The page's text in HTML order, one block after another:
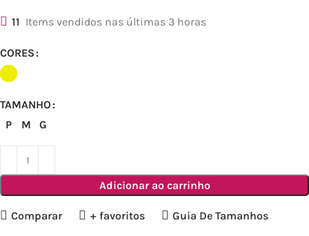
11 Items vendidos nas últimas 3 horas
CORES
TAMANHO
P
M G
Adicionar ao carrinho
Comparar + favoritos Guia De Tamanhos